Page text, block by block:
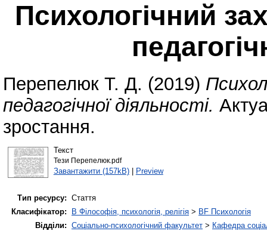
Психологічний
Перепелюк Т. Д. (2019)
педагогічної діяльності.
зростання.
Текст
Тези Перепелюк.pdf
Завантажити (157kB)| Preview
Тип ресурсу: Стаття
Класифікатор:
B Філософія, психологія, релігія > BF Психологія
Відділи: Соціально-психологічний факультет > Кафедра